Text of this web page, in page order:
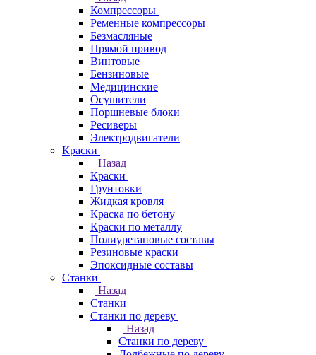
Компрессоры
Ременные компрессоры
Безмасляные
Прямой привод
Винтовые
Бензиновые
Медицинские
Осушители
Поршневые блоки
Ресиверы
Электродвигатели
Краски
Назад
Краски
Грунтовки
Жидкая кровля
Краска по бетону
Краски по металлу
Полиуретановые составы
Резиновые краски
Эпоксидные составы
Станки
Назад
Станки
Станки по дереву
Назад
Станки по дереву